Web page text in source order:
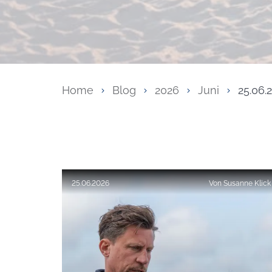
Home Blog 2026 Juni
Veröffentlicht am:
25.06.2026 VonSusanne Klick